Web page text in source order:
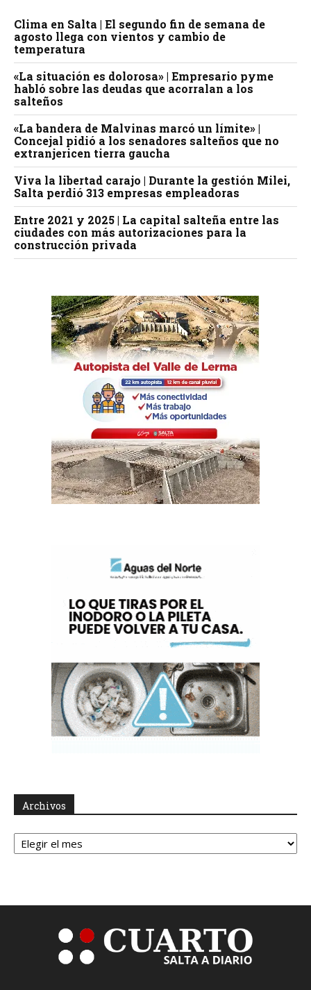
Clima en Salta | El segundo fin de semana de
agosto llega con vientos y cambio de
temperatura
«La situación es dolorosa» | Empresario pyme
habló sobre las deudas que acorralan a los
salteños
«La bandera de Malvinas marcó un límite» |
Concejal pidió a los senadores salteños que no
extranjericen tierra gaucha
Viva la libertad carajo | Durante la gestión Milei,
Salta perdió 313 empresas empleadoras
Entre 2021 y 2025 | La capital salteña entre las
ciudades con más autorizaciones para la
construcción privada
Archivos
Archivos